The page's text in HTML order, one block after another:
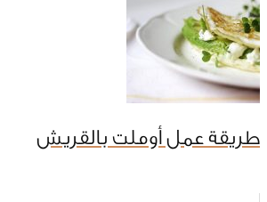
طريقة عمل أوملت بالقريش